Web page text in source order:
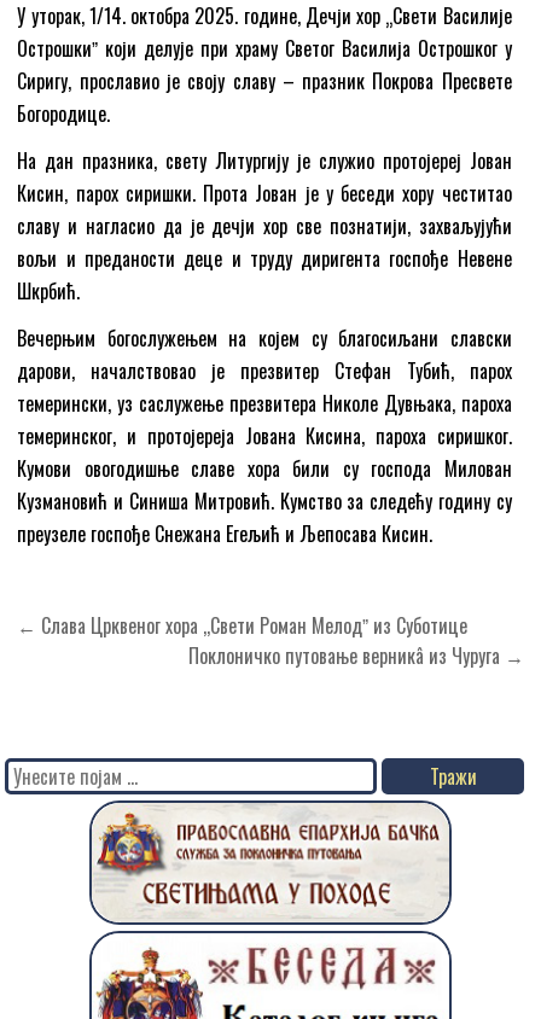
У уторак, 1/14. октобра 2025. године, Дечји хор „Свети Василије
Острошкиˮ који делује при храму Светог Василија Острошког у
Сиригу, прославио је своју славу – празник Покрова Пресвете
Богородице.
На дан празника, свету Литургију је служио протојереј Јован
Кисин, парох сиришки. Прота Јован је у беседи хору честитао
славу и нагласио да је дечји хор све познатији, захваљујући
вољи и преданости деце и труду диригента госпође Невене
Шкрбић.
Вечерњим богослужењем на којем су благосиљани славски
дарови, началствовао је презвитер Стефан Тубић, парох
темерински, уз саслужење презвитера Николе Дувњака, пароха
темеринског, и протојереја Јована Кисина, пароха сиришког.
Кумови овогодишње славе хора били су господа Милован
Кузмановић и Синиша Митровић. Кумство за следећу годину су
преузеле госпође Снежана Егељић и Љепосава Кисин.
Кретање
← Слава Црквеног хора ,,Свети Роман Мелодˮ из Суботице
Поклоничко путовање верникâ из Чуруга →
Search
for: